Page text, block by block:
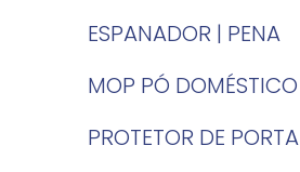
ESPANADOR | PENA
MOP PÓ DOMÉSTICO
PROTETOR DE PORTA